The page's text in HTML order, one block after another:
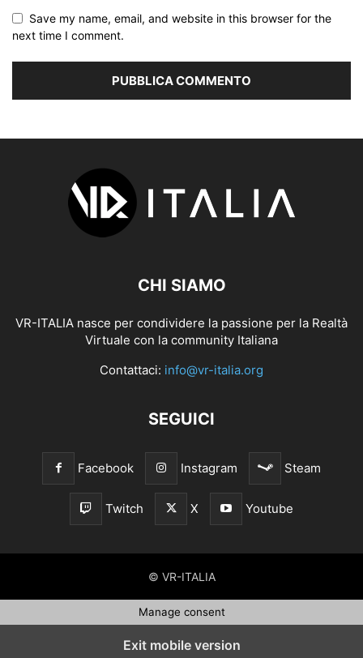
Save my name, email, and website in this browser for the
next time I comment.
CHI SIAMO
VR-ITALIA nasce per condividere la passione per la Realtà
Virtuale con la community Italiana
Contattaci: info@vr-italia.org
SEGUICI
Facebook Instagram Steam
Twitch X Youtube
© VR-ITALIA
Manage consent
Exit mobile version